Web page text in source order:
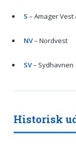
S – Amager
NV– Nordvest
SV– Sydhavnen
Historisk